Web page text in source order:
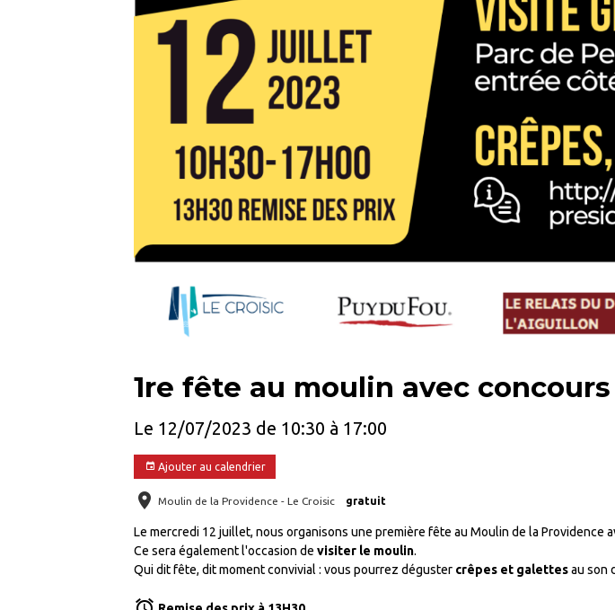
1re fête au moulin avec
Le 12/07/2023 de 10:30 à 17:00
Ajouter au calendrier
Moulin de la Providence - Le Croisic gratuit
Le mercredi 12 juillet, nous organisons une première fête au Moulin de la Providence
Ce sera également l'occasion devisiter le moulin.
Qui dit fête, dit moment convivial : vous pourrez déguster crêpes et galettesau son